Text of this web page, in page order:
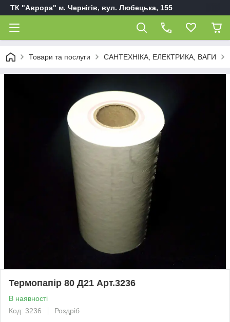
ТК "Аврора" м. Чернігів, вул. Любецька, 155
Товари та послуги САНТЕХНІКА, ЕЛЕКТРИКА, ВАГИ
Термопапір 80 Д21 Арт.3236
В наявності
Код: 3236
Роздріб